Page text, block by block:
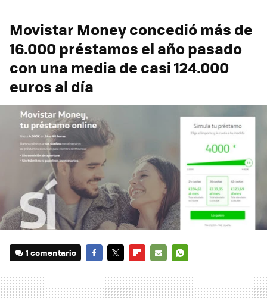
Movistar Money concedió más de
16.000 préstamos el año pasado
con una media de casi 124.000
euros al día
1 comentario
MAIL